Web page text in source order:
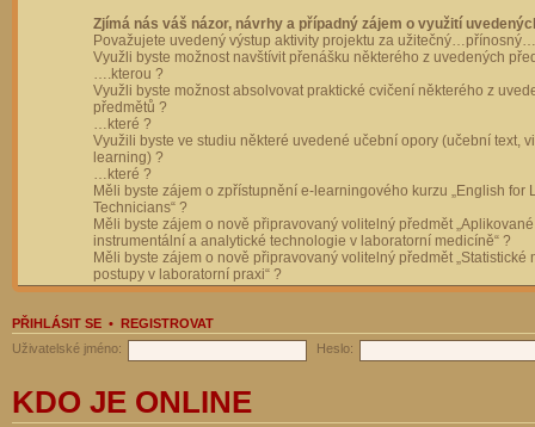
Zjímá nás váš názor, návrhy a případný zájem o využití
Považujete uvedený výstup aktivity projektu za
Využli byste možnost navštívit přenášku některého z uvedených
….kterou ?
Využli byste možnost absolvovat praktické cvičení některého z
předmětů ?
…které ?
Využili byste ve studiu některé uvedené učební opory (učební text,
learning) ?
…které ?
Měli byste zájem o zpřístupnění e-learningového kurzu „English for
Technicians“ ?
Měli byste zájem o nově připravovaný volitelný předmět „Aplikované
instrumentální a analytické technologie v laboratorní medicíně“ ?
Měli byste zájem o nově připravovaný volitelný předmět „Statistické
postupy v laboratorní praxi“ ?
PŘIHLÁSIT SE • REGISTROVAT
Uživatelské jméno:
Heslo:
KDO JE ONLINE